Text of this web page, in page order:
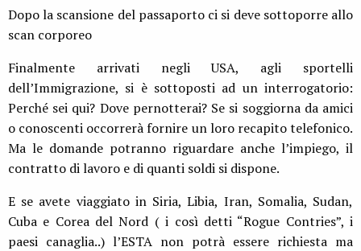
Dopo la scansione del passaporto ci si deve sottoporre allo
scan corporeo
Finalmente arrivati negli USA, agli sportelli
dell’Immigrazione, si è sottoposti ad un interrogatorio:
Perché sei qui? Dove pernotterai? Se si soggiorna da amici
o conoscenti occorrerà fornire un loro recapito telefonico.
Ma le domande potranno riguardare anche l’impiego, il
contratto di lavoro e di quanti soldi si dispone.
E se avete viaggiato in Siria, Libia, Iran, Somalia, Sudan,
Cuba e Corea del Nord ( i così detti “Rogue Contries”, i
paesi canaglia..) l’ESTA non potrà essere richiesta ma